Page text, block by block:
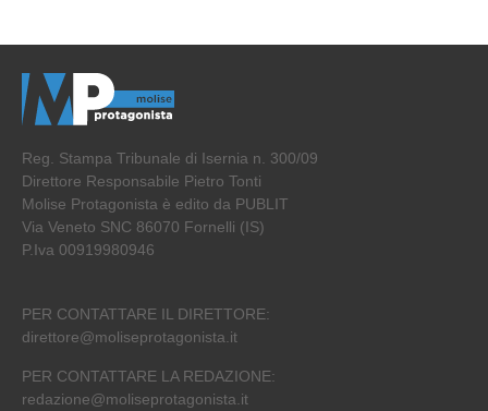
Reg. Stampa Tribunale di Isernia n. 300/09
Direttore Responsabile Pietro Tonti
Molise Protagonista è edito da PUBLIT
Via Veneto SNC 86070 Fornelli (IS)
P.Iva 00919980946
PER CONTATTARE IL DIRETTORE:
direttore@moliseprotagonista.it
PER CONTATTARE LA REDAZIONE:
redazione@moliseprotagonista.it